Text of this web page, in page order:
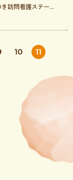
訪問看護ステー...
10 11